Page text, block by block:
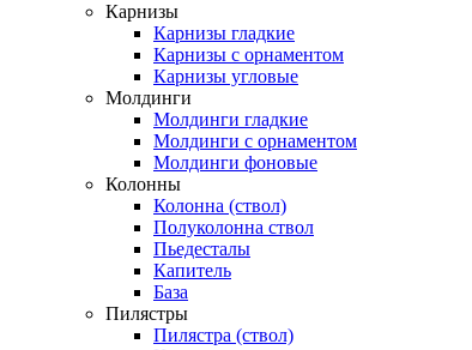
Карнизы
Карнизы гладкие
Карнизы с орнаментом
Карнизы угловые
Молдинги
Молдинги гладкие
Молдинги с орнаментом
Молдинги фоновые
Колонны
Колонна (ствол)
Полуколонна ствол
Пьедесталы
Капитель
База
Пилястры
Пилястра (ствол)